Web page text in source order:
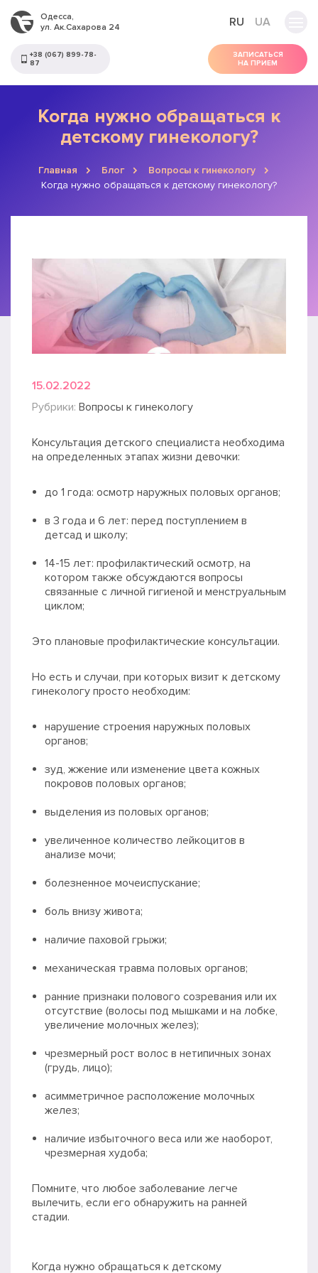
Одесса,
ул. Ак.Сахарова 24
RU UA
+38 (067) 899-78-
87
ЗАПИСАТЬСЯ
НА ПРИЕМ
Когда нужно обращаться к
детскому гинекологу?
Главная Блог
Вопросы к гинекологу
Когда нужно обращаться к детскому гинекологу?
15.02.2022
Рубрики: Вопросы к гинекологу
Консультация детского специалиста необходима
на определенных этапах жизни девочки:
до 1 года: осмотр наружных половых органов;
в 3 года и 6 лет: перед поступлением в
детсад и школу;
14-15 лет: профилактический осмотр, на
котором также обсуждаются вопросы
связанные с личной гигиеной и менструальным
циклом;
Это плановые профилактические консультации.
Но есть и случаи, при которых визит к детскому
гинекологу просто необходим:
нарушение строения наружных половых
органов;
зуд, жжение или изменение цвета кожных
покровов половых органов;
выделения из половых органов;
увеличенное количество лейкоцитов в
анализе мочи;
болезненное мочеиспускание;
боль внизу живота;
наличие паховой грыжи;
механическая травма половых органов;
ранние признаки полового созревания или их
отсутствие (волосы под мышками и на лобке,
увеличение молочных желез);
чрезмерный рост волос в нетипичных зонах
(грудь, лицо);
асимметричное расположение молочных
желез;
наличие избыточного веса или же наоборот,
чрезмерная худоба;
Помните, что любое заболевание легче
вылечить, если его обнаружить на ранней
стадии.
Когда нужно обращаться к детскому